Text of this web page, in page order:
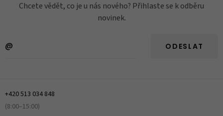
Chcete vědět, co je u nás nového? Přihlaste se k odběru
novinek.
ODESLAT
+420 513 034 848
(8:00–15:00)